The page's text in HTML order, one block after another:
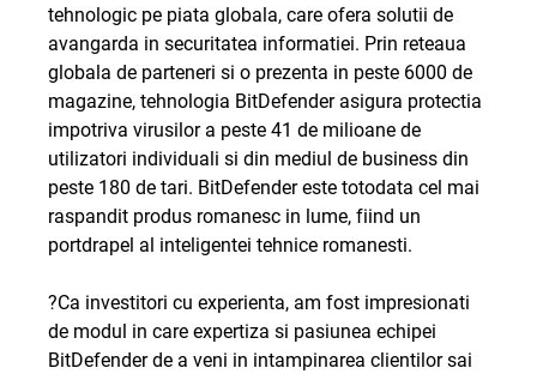
tehnologic pe piata globala, care ofera solutii de
avangarda in securitatea informatiei. Prin reteaua
globala de parteneri si o prezenta in peste 6000 de
magazine, tehnologia BitDefender asigura protectia
impotriva virusilor a peste 41 de milioane de
utilizatori individuali si din mediul de business din
peste 180 de tari. BitDefender este totodata cel mai
raspandit produs romanesc in lume, fiind un
portdrapel al inteligentei tehnice romanesti.
?Ca investitori cu experienta, am fost impresionati
de modul in care expertiza si pasiunea echipei
BitDefender de a veni in intampinarea clientilor sai